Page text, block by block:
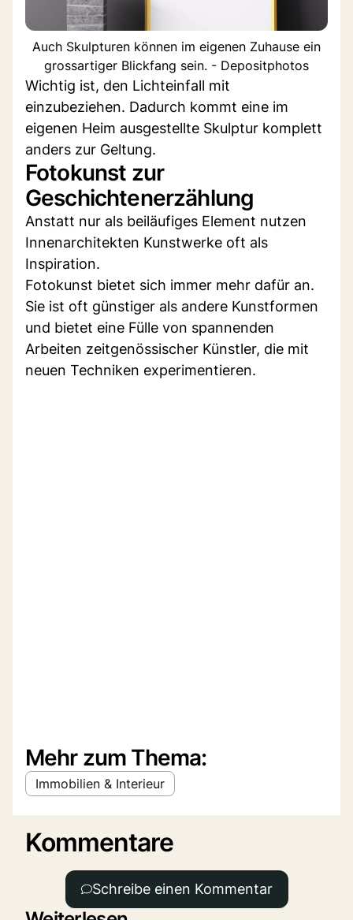
Auch Skulpturen können im eigenen Zuhause ein
grossartiger Blickfang sein. - Depositphotos
Wichtig ist, den Lichteinfall mit
einzubeziehen. Dadurch kommt eine im
eigenen Heim ausgestellte Skulptur komplett
anders zur Geltung.
Fotokunst zur
Geschichtenerzählung
Anstatt nur als beiläufiges Element nutzen
Innenarchitekten Kunstwerke oft als
Inspiration.
Fotokunst bietet sich immer mehr dafür an.
Sie ist oft günstiger als andere Kunstformen
und bietet eine Fülle von spannenden
Arbeiten zeitgenössischer Künstler, die mit
neuen Techniken experimentieren.
Mehr zum Thema:
Immobilien & Interieur
Kommentare
Schreibe einen Kommentar